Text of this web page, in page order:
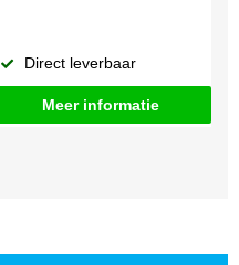
Direct leverbaar
Meer informatie